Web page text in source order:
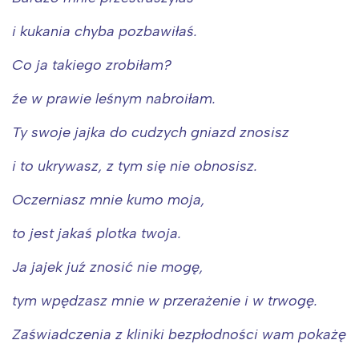
i kukania chyba pozbawiłaś.
Co ja takiego zrobiłam?
źe w prawie leśnym nabroiłam.
Ty swoje jajka do cudzych gniazd znosisz
i to ukrywasz, z tym się nie obnosisz.
Oczerniasz mnie kumo moja,
to jest jakaś plotka twoja.
Ja jajek juź znosić nie mogę,
tym wpędzasz mnie w przerażenie i w trwogę.
Zaświadczenia z kliniki bezpłodności wam pokażę